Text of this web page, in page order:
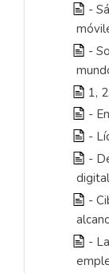
-
-
1,
-
-
-
-
-